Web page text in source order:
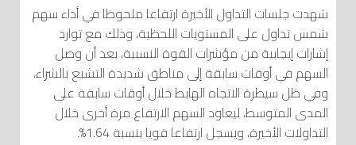
شهدت جلسات التداول الأخيرة ارتفاعا ملحوظا في أداء سهم
شمس تداول على المستويات اللحظية، وذلك مع توارد
إشارات إيجابية من مؤشرات القوة النسبية، بعد أن وصل
السهم في أوقات سابقة إلى مناطق شديدة التشبع بالشراء،
وفي ظل سيطرة الاتجاه الهابط خلال أوقات سابقة على
المدى المتوسط، ليعاود السهم الارتفاع مرة أخرى خلال
التداولات الأخيرة، ويسجل ارتفاعا قويا بنسبة 1.64%.